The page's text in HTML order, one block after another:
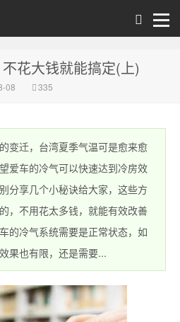
花大钱就能搞定(上)
08 335
迁，台湾夏季气温可是愈来愈
爱车的冷气可以快速达到冷房效
分享几个小秘诀给大家，这些方
，不用花太多钱，就能有效改善
的冷气系统需要是正常状态，如
果也有限，还是需要...